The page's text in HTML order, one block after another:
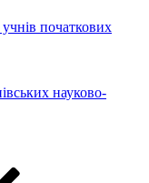
початкових
науково-